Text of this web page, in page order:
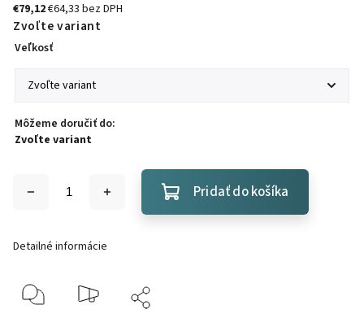
€79,12€64,33 bez DPH
Zvoľte variant
Veľkosť
Môžeme doručiť do:
Zvoľte variant
Pridať do košíka
Detailné informácie